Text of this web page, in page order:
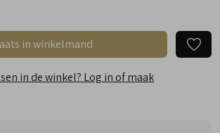
in winkelmand
in de winkel? Log in of maak